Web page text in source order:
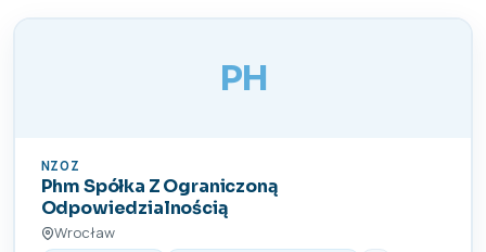
PH
NZOZ
Phm Spółka Z Ograniczoną
Odpowiedzialnością
Wrocław